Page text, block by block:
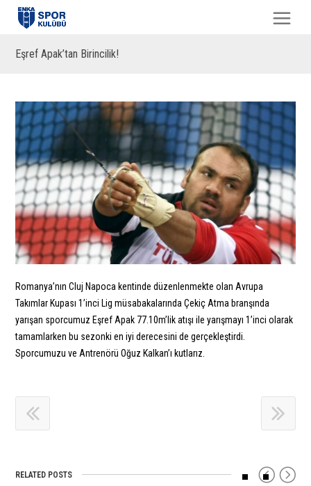
Eşref Apak’tan Birincilik!
Romanya’nın Cluj Napoca kentinde düzenlenmekte olan Avrupa
Takımlar Kupası 1’inci Lig müsabakalarında Çekiç Atma branşında
yarışan sporcumuz Eşref Apak 77.10m’lik atışı ile yarışmayı 1’inci olarak
tamamlarken bu sezonki en iyi derecesini de gerçekleştirdi.
Sporcumuzu ve Antrenörü Oğuz Kalkan’ı kutlarız.
RELATED POSTS